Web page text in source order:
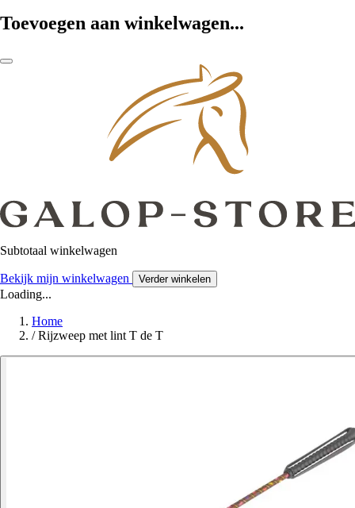
Toevoegen aan winkelwagen...
Subtotaal winkelwagen
Bekijk mijn winkelwagen Verder winkelen
Loading...
Home
/ Rijzweep met lint T de T